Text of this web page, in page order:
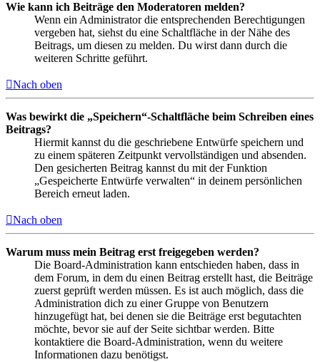
Wie kann ich Beiträge den Moderatoren melden?
Wenn ein Administrator die entsprechenden Berechtigungen
vergeben hat, siehst du eine Schaltfläche in der Nähe des
Beitrags, um diesen zu melden. Du wirst dann durch die
weiteren Schritte geführt.
Nach oben
Was bewirkt die „Speichern“-Schaltfläche beim Schreiben eines
Beitrags?
Hiermit kannst du die geschriebene Entwürfe speichern und
zu einem späteren Zeitpunkt vervollständigen und absenden.
Den gesicherten Beitrag kannst du mit der Funktion
„Gespeicherte Entwürfe verwalten“ in deinem persönlichen
Bereich erneut laden.
Nach oben
Warum muss mein Beitrag erst freigegeben werden?
Die Board-Administration kann entschieden haben, dass in
dem Forum, in dem du einen Beitrag erstellt hast, die Beiträge
zuerst geprüft werden müssen. Es ist auch möglich, dass die
Administration dich zu einer Gruppe von Benutzern
hinzugefügt hat, bei denen sie die Beiträge erst begutachten
möchte, bevor sie auf der Seite sichtbar werden. Bitte
kontaktiere die Board-Administration, wenn du weitere
Informationen dazu benötigst.